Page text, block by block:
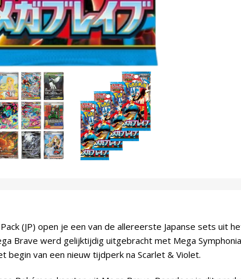
(JP) open je een van de allereerste Japanse sets uit
Brave werd gelijktijdig uitgebracht met Mega
begin van een nieuw tijdperk na Scarlet & Violet.